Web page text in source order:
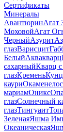
Сертификаты
Минералы
АвантюринАгат
МоховойАгат
ЧерныйАзурит
глазВарисцит
БелыйАквакварц
сахарныйКварц
глазКремень
каури
мариамОникс
глазСолнечный
глазТингуаит
ЗеленаяЯшма
Океаническая